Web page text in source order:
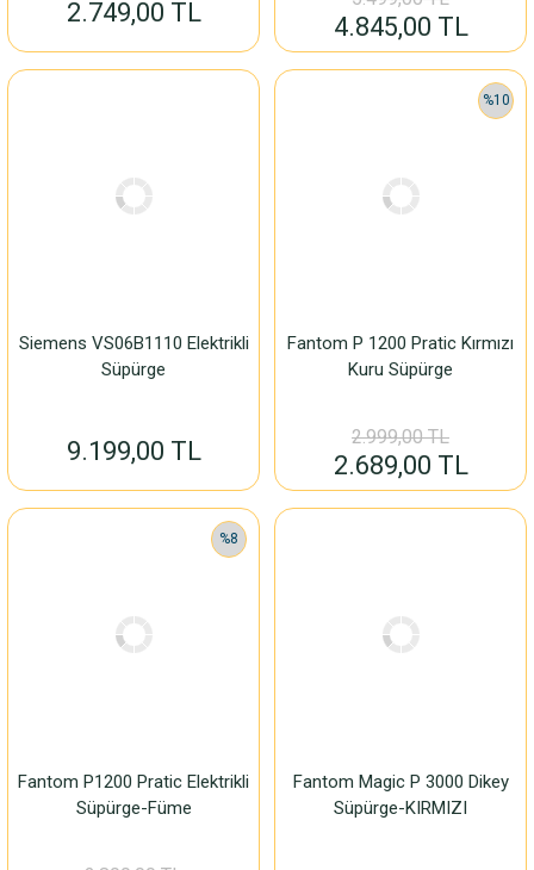
2.749,00 TL 4.845,00 TL
Siemens VS06B1110 Elektrikli
Süpürge
9.199,00 TL
%10
Fantom P 1200 Pratic Kırmızı
Kuru Süpürge
2.999,00 TL
2.689,00 TL
%8
Fantom P1200 Pratic Elektrikli
Süpürge-Füme
Fantom Magic P 3000 Dikey
Süpürge-KIRMIZI